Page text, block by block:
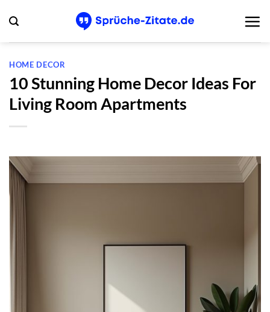
Inhalt
springen
HOME DECOR
10 Stunning Home Decor Ideas For
Living Room Apartments